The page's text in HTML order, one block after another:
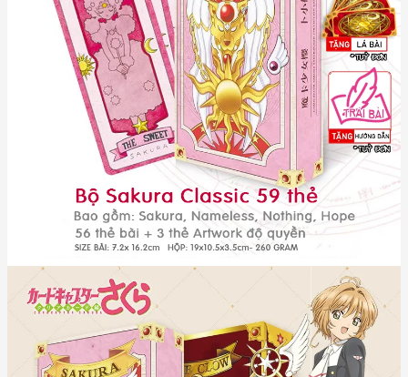
14 The Firey
15 The Float
16 The Flower
17 The Fly
18 The Freeze
19 The Glow
20 The Hope ⭐
21 The Illusion
23 The Libra
24 The Light (nền sáng) ⭐
25 The Little
26 The Lock
27 The Loop
28 The Maze
29 The Mirror (có cột tóc xanh lá) ⭐
30 The Mist
31 The Move
32 The Nothing ⭐